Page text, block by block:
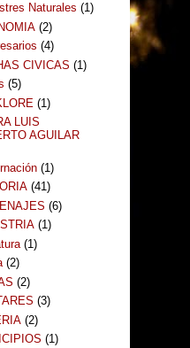
Naturales (1)
(2)
(4)
CIVICAS (1)
(5)
(1)
LUIS
AGUILAR
(1)
(41)
(6)
(1)
(1)
(2)
(2)
(3)
(2)
(1)